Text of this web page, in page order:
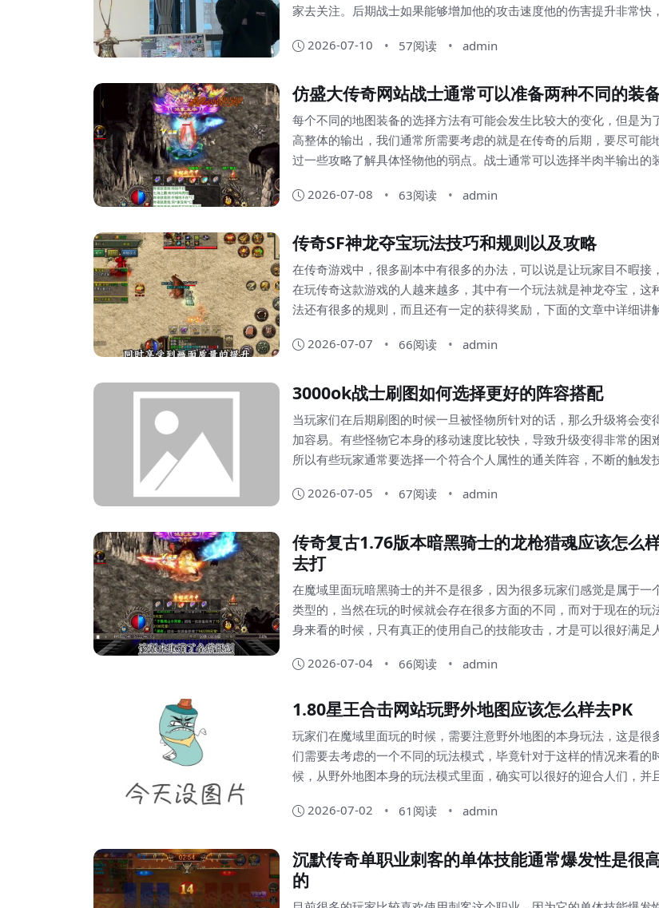
家去关注。后期战士如果能够增加他的攻击速度他的伤害提升非常快
时候效果将会非常明确。每个地图当中我们一定要根据怪物的弱点去选
瞬间的血量损失将会更多，这对于我们在平常刷图的时候将会变得...
2026-07-10 57阅读 admin
仿盛大传奇网站战士通常可以准备两种不同的装
每个不同的地图装备的选择方法有可能会发生比较大的变化，但是为
高整体的输出，我们通常所需要考虑的就是在传奇的后期，要尽可能
过一些攻略了解具体怪物他的弱点。战士通常可以选择半肉半输出的
回复以及法力值的回复，让自己在平常做任务的时候更轻松。其次还需
够有选择性的去击杀不同的怪物。 通过更多的连招方法将自己所承...
2026-07-08 63阅读 admin
传奇SF神龙夺宝玩法技巧和规则以及攻略
在传奇游戏中，很多副本中有很多的办法，可以说是让玩家目不暇接
在玩传奇这款游戏的人越来越多，其中有一个玩法就是神龙夺宝，这
法还有很多的规则，而且还有一定的获得奖励，下面的文章中详细讲
中，副本是有一定的规则的，下面我详细讲解一下副本的规则。首先是
副本，等着你开机的时候进入。另外一个规则就是凡是超过28...
2026-07-07 66阅读 admin
3000ok战士刷图如何选择更好的阵容搭配
当玩家们在后期刷图的时候一旦被怪物所针对的话，那么升级将会变
加容易。有些怪物它本身的移动速度比较快，导致升级变得非常的困难
所以有些玩家通常要选择一个符合个人属性的通关阵容，不断的触发
提升将会更加迅速3000ok。同时战士刷图一定要触发自己技能的隐藏
2026-07-05 67阅读 admin
传奇复古1.76版本暗黑骑士的龙枪猎魂应该怎么
去打
在魔域里面玩暗黑骑士的并不是很多，因为很多玩家们感觉是属于一
类型的，当然在玩的时候就会存在很多方面的不同，而对于现在的玩
身来看的时候，只有真正的使用自己的技能攻击，才是可以很好满足
方面的类型，而从这样的龙枪猎魂方面去使用的时候，正确的合理化的
玩法是可以明显的看出来所具备的不同的，而从这样的整体玩法本...
2026-07-04 66阅读 admin
1.80星王合击网站玩野外地图应该怎么样去PK
玩家们在魔域里面玩的时候，需要注意野外地图的本身玩法，这是很
们需要去考虑的一个不同的玩法模式，毕竟针对于这样的情况来看的
候，从野外地图本身的玩法模式里面，确实可以很好的迎合人们，并
的，所以人们需要适当的注意自己的整体玩法类型，自然这种方面的效
野外地图里面玩的时候，其中PK的玩法是可以适当让人们的总体进...
2026-07-02 61阅读 admin
沉默传奇单职业刺客的单体技能通常爆发性是很
的